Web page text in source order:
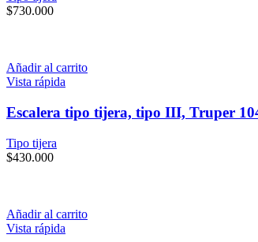
$730.000
Añadir al carrito
Vista rápida
Escalera tipo tijera, tipo III, Truper
Tipo tijera
$430.000
Añadir al carrito
Vista rápida